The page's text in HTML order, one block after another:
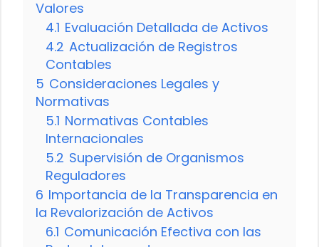
Valores
4.1 Evaluación Detallada de Activos
4.2 Actualización de Registros
Contables
5 Consideraciones Legales y
Normativas
5.1 Normativas Contables
Internacionales
5.2 Supervisión de Organismos
Reguladores
6 Importancia de la Transparencia en
la Revalorización de Activos
6.1 Comunicación Efectiva con las